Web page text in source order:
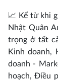
📈 Kể từ khi
Nhật Quân
trọng ở tất
Kinh doanh,
doanh -
hoạch, Điều